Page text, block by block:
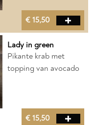
€ 15,50
Lady in green
Pikante krab met
topping van avocado
€ 15,50